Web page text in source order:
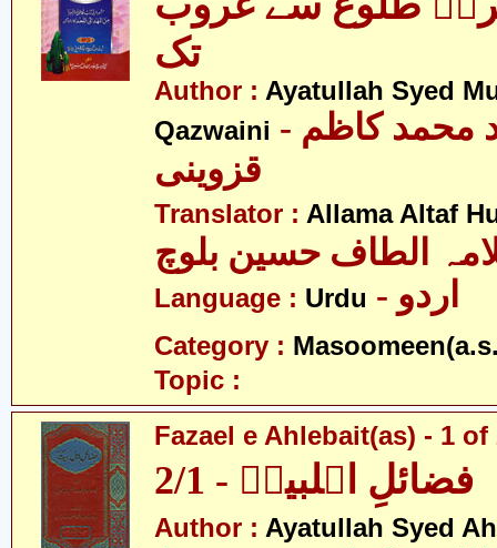
تک
Author : Ayatullah Syed
Qazwaini - آیت اللہ سید محمد کاظم
قزوینی
Translator : Allama Altaf
الطاف حسین بلوچ
Language : Urdu - اردو
Category :
Topic :
Fazael e Ahlebait(as) - 1 of
فضائلِ اہلبیتؑ - 2/1
Author : Ayatullah Syed